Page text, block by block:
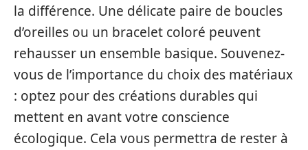
la différence. Une délicate paire de boucles
d’oreilles ou un bracelet coloré peuvent
rehausser un ensemble basique. Souvenez-
vous de l’importance du choix des matériaux
: optez pour des créations durables qui
mettent en avant votre conscience
écologique. Cela vous permettra de rester à